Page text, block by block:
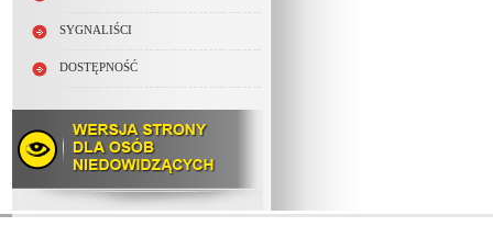
SYGNALIŚCI
DOSTĘPNOŚĆ